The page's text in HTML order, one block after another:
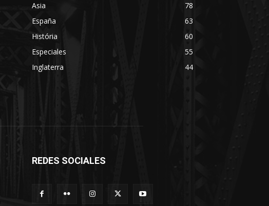
Asia
78
España
63
História
60
Especiales
55
Inglaterra
44
REDES SOCIALES